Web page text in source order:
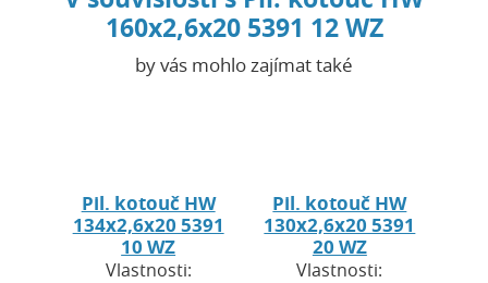
160x2,6x20 5391 12 WZ
by vás mohlo zajímat také
Pil. kotouč HW
134x2,6x20 5391
10 WZ
Vlastnosti:
Pil. kotouč HW
130x2,6x20 5391
20 WZ
Vlastnosti: